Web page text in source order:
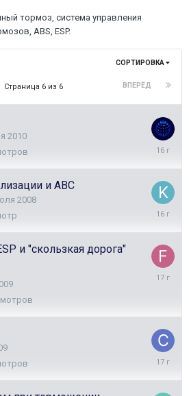
тормоз, система управления
ABS, ESP.
СОРТИРОВКА
ВПЕРЁД
Страница 6 из 6
2010
25
и АВС
2008
и "скользкая дорога"
21
20